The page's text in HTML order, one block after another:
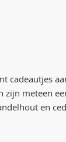
meteen
en